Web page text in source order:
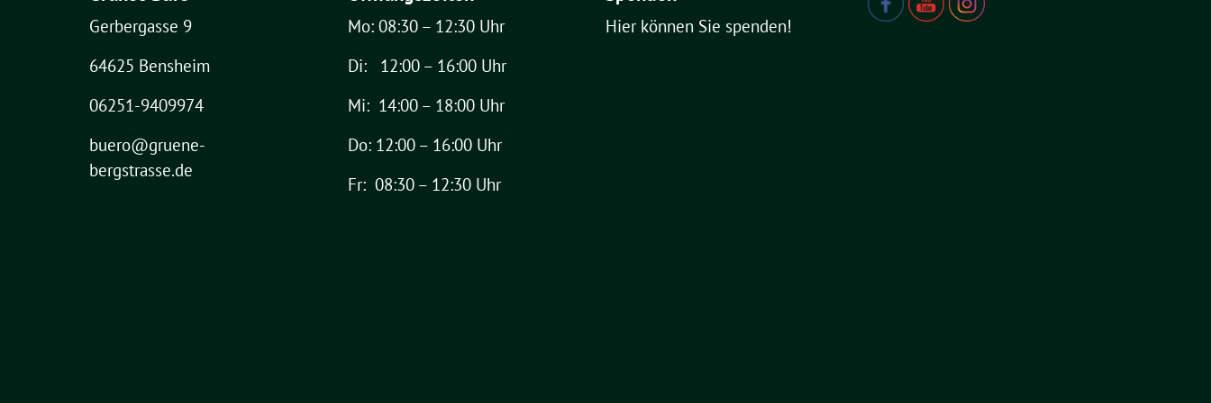
Gerbergasse 9
64625 Bensheim
06251-9409974
buero@gruene-
bergstrasse.de
Mo: 08:30 – 12:30 Uhr
Di: 12:00 – 16:00 Uhr
Mi: 14:00 – 18:00 Uhr
Do: 12:00 – 16:00 Uhr
Fr: 08:30 – 12:30 Uhr
Hier können Sie spenden!